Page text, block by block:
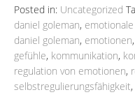
Posted in: Uncategorized
daniel goleman,
daniel goleman, emotionen,
gefühle, kommunikation,
regulation von emotionen,
selbstregulierungsfähigkeit,